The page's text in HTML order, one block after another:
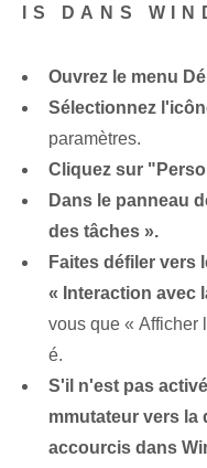
IS DANS
Ouvrez le menu
Sélectionnez
paramètres.
Cliquez sur
Dans le panneau
des tâches ».
Faites défiler vers
« Interaction avec
vous que « Afficher
é.
S'il n'est pas
mmutateur vers la
accourcis dans